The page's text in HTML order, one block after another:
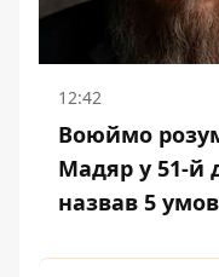
12:42
Воюймо
Мадяр у 51-й
назвав 5